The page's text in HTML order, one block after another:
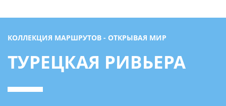
КОЛЛЕКЦИЯ МАРШРУТОВ - ОТКРЫВАЯ МИР
ТУРЕЦКАЯ РИВЬЕРА